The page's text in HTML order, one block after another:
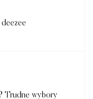
Trudne wybory